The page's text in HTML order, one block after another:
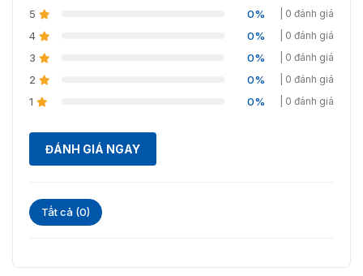
5 0% | 0 đánh giá
4 0% | 0 đánh giá
3 0% | 0 đánh giá
2 0% | 0 đánh giá
1 0% | 0 đánh giá
ĐÁNH GIÁ NGAY
Tất cả (0)